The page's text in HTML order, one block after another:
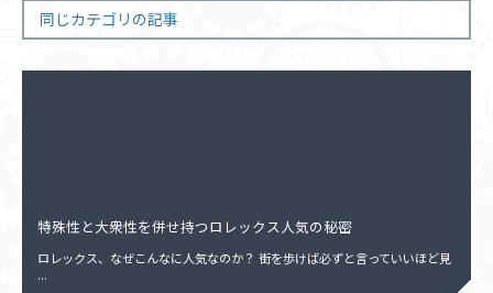
同じカテゴリの記事
特殊性と大衆性を併せ持つロレックス人気の秘密
ロレックス、なぜこんなに人気なのか？ 街を歩けば必ずと言っていいほど見
...